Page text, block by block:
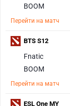
BOOM
Перейти на матч
Fnatic
BOOM
Перейти на матч
BTS S12
ESL One MY